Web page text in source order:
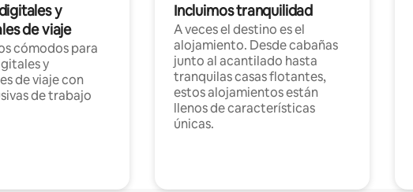
y
de viaje
cómodos para
y
de viaje con
de trabajo
Incluimos tranquilidad
A veces el destino es el
alojamiento. Desde cabañas
junto al acantilado hasta
tranquilas casas flotantes,
estos alojamientos están
llenos de características
únicas.